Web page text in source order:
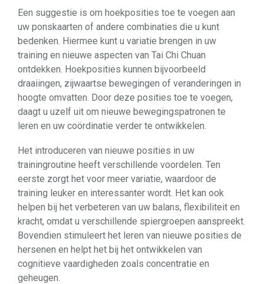
Een suggestie is om hoekposities toe te voegen aan
uw ponskaarten of andere combinaties die u kunt
bedenken. Hiermee kunt u variatie brengen in uw
training en nieuwe aspecten van Tai Chi Chuan
ontdekken. Hoekposities kunnen bijvoorbeeld
draaiingen, zijwaartse bewegingen of veranderingen in
hoogte omvatten. Door deze posities toe te voegen,
daagt u uzelf uit om nieuwe bewegingspatronen te
leren en uw coördinatie verder te ontwikkelen.
Het introduceren van nieuwe posities in uw
trainingroutine heeft verschillende voordelen. Ten
eerste zorgt het voor meer variatie, waardoor de
training leuker en interessanter wordt. Het kan ook
helpen bij het verbeteren van uw balans, flexibiliteit en
kracht, omdat u verschillende spiergroepen aanspreekt.
Bovendien stimuleert het leren van nieuwe posities de
hersenen en helpt het bij het ontwikkelen van
cognitieve vaardigheden zoals concentratie en
geheugen.